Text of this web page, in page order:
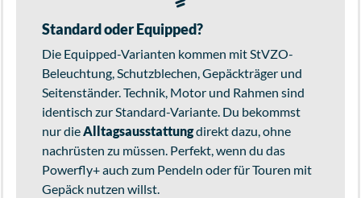
Standard oder Equipped?
Die Equipped-Varianten kommen mit StVZO-
Beleuchtung, Schutzblechen, Gepäckträger und
Seitenständer. Technik, Motor und Rahmen sind
identisch zur Standard-Variante. Du bekommst
nur dieAlltagsausstattungdirekt dazu, ohne
nachrüsten zu müssen. Perfekt, wenn du das
Powerfly+ auch zum Pendeln oder für Touren mit
Gepäck nutzen willst.